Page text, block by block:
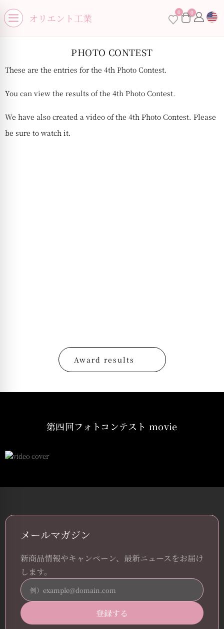
Open menu
オリエント工業 0 0
menu
PHOTO CONTEST
These are the entries for the 4th Photo Contest.
You can view the results of the 4th Photo Contest.
We have also created a video of the 4th Photo Contest. Please
be sure to watch it.
Award results
第四回フォトコンテスト movie
メールマガジン
新商品情報やキャンペーン、最新ニュースをお届け
します。